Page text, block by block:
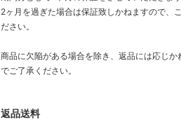
2ヶ月を過ぎた場合は保証致しかねますので、
ださい。
商品に欠陥がある場合を除き、返品には応じか
でご了承ください。
返品送料